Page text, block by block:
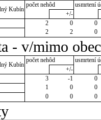
Kubín
počet nehôd
usmrtení
+/-
2 0
0
2 2 0
- v/mimo obec
Kubín
počet nehôd
usmrtení
+/-
3 -1
0
1 0
0
0 0 0